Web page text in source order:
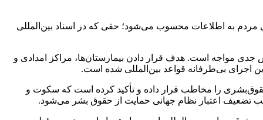
به اطلاعات محسوب می‌شود؛ حقی که در اسناد بین‌المللی
جدی مواجه است. هدف قرار دادن بیمارستان‌ها، مراکز امدادی و
اجرای بی‌طرفانه قواعد بین‌المللی شده است.
را مخاطب قرار داده و تأکید کرده است که سکوت و
تضعیف اعتبار نظام جهانی حمایت از حقوق بشر می‌شود.